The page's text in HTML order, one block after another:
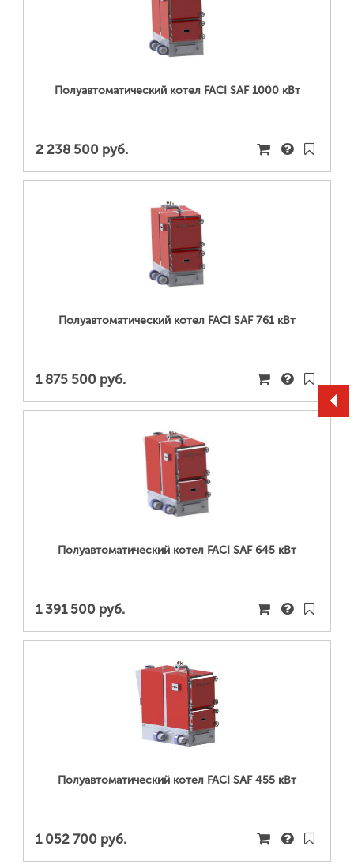
ПОДРОБНЕЕ...
Полуавтоматический котел FACI SAF 1000 кВт
2 238 500 руб.
ПОДРОБНЕЕ...
Полуавтоматический котел FACI SAF 761 кВт
1 875 500 руб.
ПОДРОБНЕЕ...
Полуавтоматический котел FACI SAF 645 кВт
1 391 500 руб.
ПОДРОБНЕЕ...
Полуавтоматический котел FACI SAF 455 кВт
1 052 700 руб.